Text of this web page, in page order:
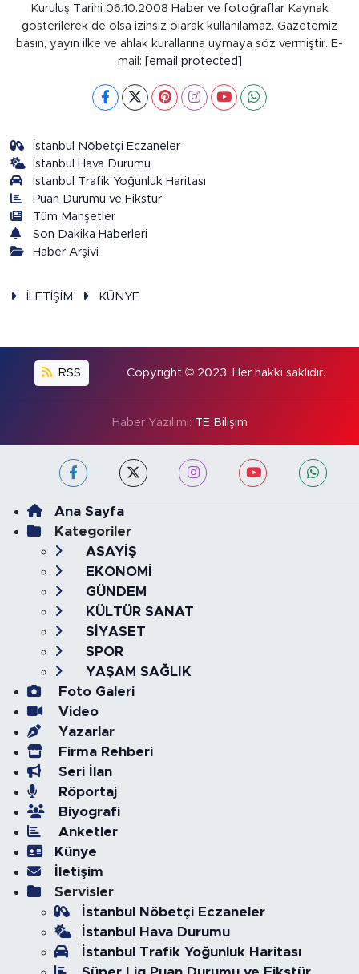
Kuruluş Tarihi 06.10.2008 Haber ve fotoğraflar Kaynak
gösterilerek de olsa izinsiz olarak kullanılamaz. Gazetemiz
basın, yayın ilke ve ahlak kurallarına uymaya söz vermiştir. E-
mail: [email protected]
İstanbul Nöbetçi Eczaneler
İstanbul Hava Durumu
İstanbul Trafik Yoğunluk Haritası
Puan Durumu ve Fikstür
Tüm Manşetler
Son Dakika Haberleri
Haber Arşivi
İLETİŞİM KÜNYE
RSS Copyright © 2023. Her hakkı saklıdır.
Haber Yazılımı: TE Bilişim
Ana Sayfa
Kategoriler
ASAYİŞ
EKONOMİ
GÜNDEM
KÜLTÜR SANAT
SİYASET
SPOR
YAŞAM SAĞLIK
Foto Galeri
Video
Yazarlar
Firma Rehberi
Seri İlan
Röportaj
Biyografi
Anketler
Künye
İletişim
Servisler
İstanbul Nöbetçi Eczaneler
İstanbul Hava Durumu
İstanbul Trafik Yoğunluk Haritası